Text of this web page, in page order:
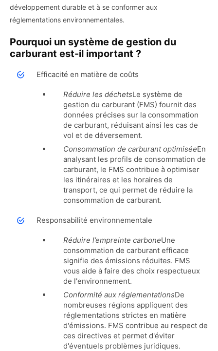
développement durable et à se conformer aux
réglementations environnementales.
Pourquoi un système de gestion du
carburant est-il important ?
Efficacité en matière de coûts
Réduire les déchetsLe système de
gestion du carburant (FMS) fournit des
données précises sur la consommation
de carburant, réduisant ainsi les cas de
vol et de déversement.
Consommation de carburant optimiséeEn
analysant les profils de consommation de
carburant, le FMS contribue à optimiser
les itinéraires et les horaires de
transport, ce qui permet de réduire la
consommation de carburant.
Responsabilité environnementale
Réduire l’empreinte carboneUne
consommation de carburant efficace
signifie des émissions réduites. FMS
vous aide à faire des choix respectueux
de l'environnement.
Conformité aux réglementationsDe
nombreuses régions appliquent des
réglementations strictes en matière
d'émissions. FMS contribue au respect de
ces directives et permet d'éviter
d'éventuels problèmes juridiques.